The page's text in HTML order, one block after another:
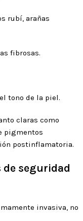
rubí, arañas
fibrosas.
tono de la piel.
claras como
pigmentos
postinflamatoria.
seguridad
invasiva, no